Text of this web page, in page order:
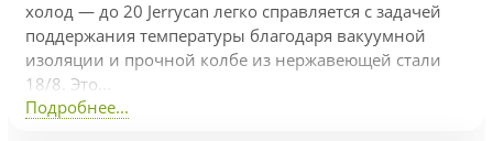
холод — до 20 Jerrycan легко справляется с задачей
поддержания температуры благодаря вакуумной
изоляции и прочной колбе из нержавеющей стали
18/8. Это...
Подробнее...